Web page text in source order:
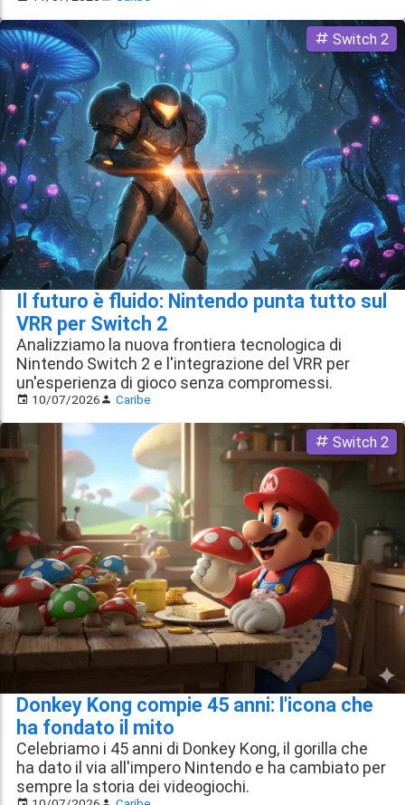
Il futuro è fluido: Nintendo punta tutto sul
VRR per Switch 2
Switch 2
Analizziamo la nuova frontiera tecnologica di
Nintendo Switch 2 e l'integrazione del VRR per
un'esperienza di gioco senza compromessi.
10/07/2026 Caribe
Donkey Kong compie 45 anni: l'icona che
ha fondato il mito
Switch 2
Celebriamo i 45 anni di Donkey Kong, il gorilla che
ha dato il via all'impero Nintendo e ha cambiato per
sempre la storia dei videogiochi.